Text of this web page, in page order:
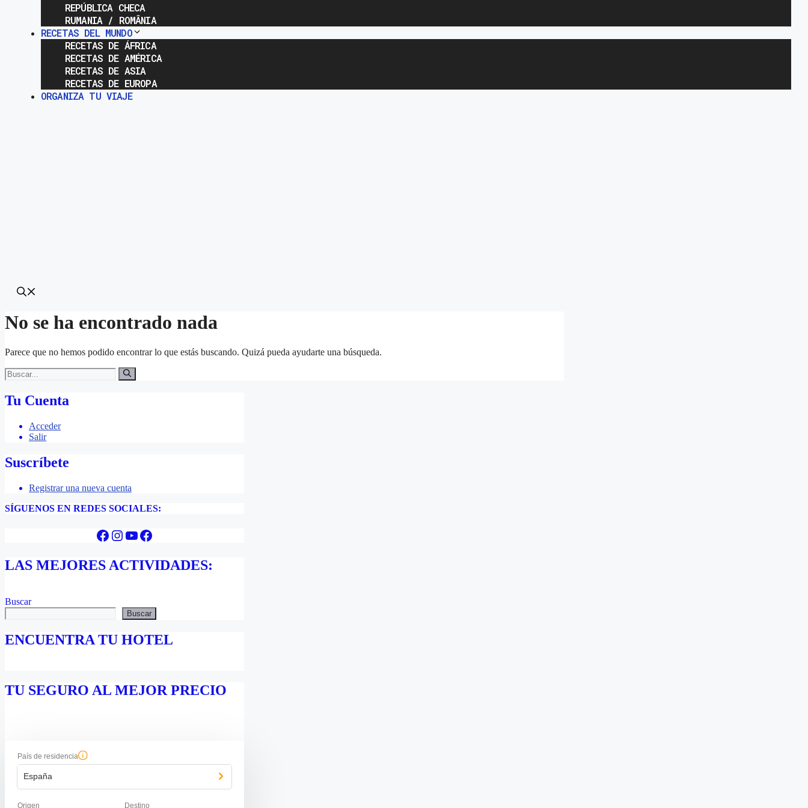
REPÚBLICA CHECA
RUMANIA / ROMÂNIA
RECETAS DEL MUNDO
RECETAS DE ÁFRICA
RECETAS DE AMÉRICA
RECETAS DE ASIA
RECETAS DE EUROPA
ORGANIZA TU VIAJE
No se ha encontrado nada
Parece que no hemos podido encontrar lo que estás buscando. Quizá pueda ayudarte una búsqueda.
Buscar:
Tu Cuenta
Acceder
Salir
Suscríbete
Registrar una nueva cuenta
SÍGUENOS EN REDES SOCIALES:
Facebook
Instagram
YouTube
Facebook
LAS MEJORES ACTIVIDADES:
Buscar
Buscar
ENCUENTRA TU HOTEL
TU SEGURO AL MEJOR PRECIO
País de residencia
España
Origen Destino